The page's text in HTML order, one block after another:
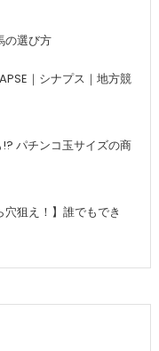
の選び方
｜シナプス｜地方競
!? パチンコ玉サイズの商
狙え！】誰でもでき